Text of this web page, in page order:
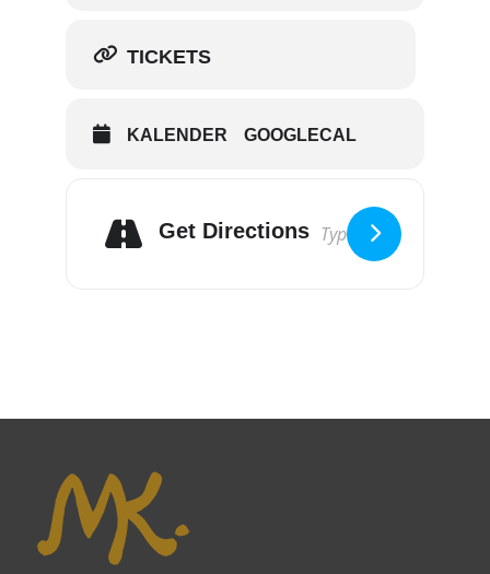
TICKETS
KALENDER GOOGLECAL
Get Directions